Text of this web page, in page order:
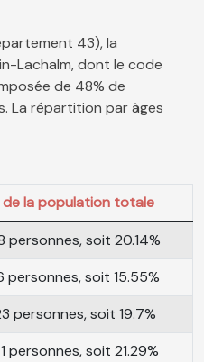
43), la
Lachalm, dont le code
de 48% de
La répartition par âges
de la population totale
personnes, soit 20.14%
personnes, soit 15.55%
personnes, soit 19.7%
personnes, soit 21.29%